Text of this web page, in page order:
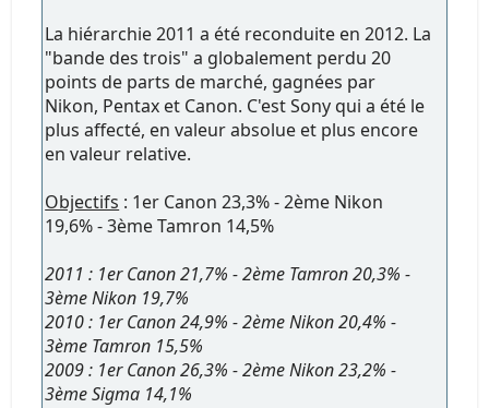
La hiérarchie 2011 a été reconduite en 2012. La
"bande des trois" a globalement perdu 20
points de parts de marché, gagnées par
Nikon, Pentax et Canon. C'est Sony qui a été le
plus affecté, en valeur absolue et plus encore
en valeur relative.
Objectifs : 1er Canon 23,3% - 2ème Nikon
19,6% - 3ème Tamron 14,5%
2011 : 1er Canon 21,7% - 2ème Tamron 20,3% -
3ème Nikon 19,7%
2010 : 1er Canon 24,9% - 2ème Nikon 20,4% -
3ème Tamron 15,5%
2009 : 1er Canon 26,3% - 2ème Nikon 23,2% -
3ème Sigma 14,1%